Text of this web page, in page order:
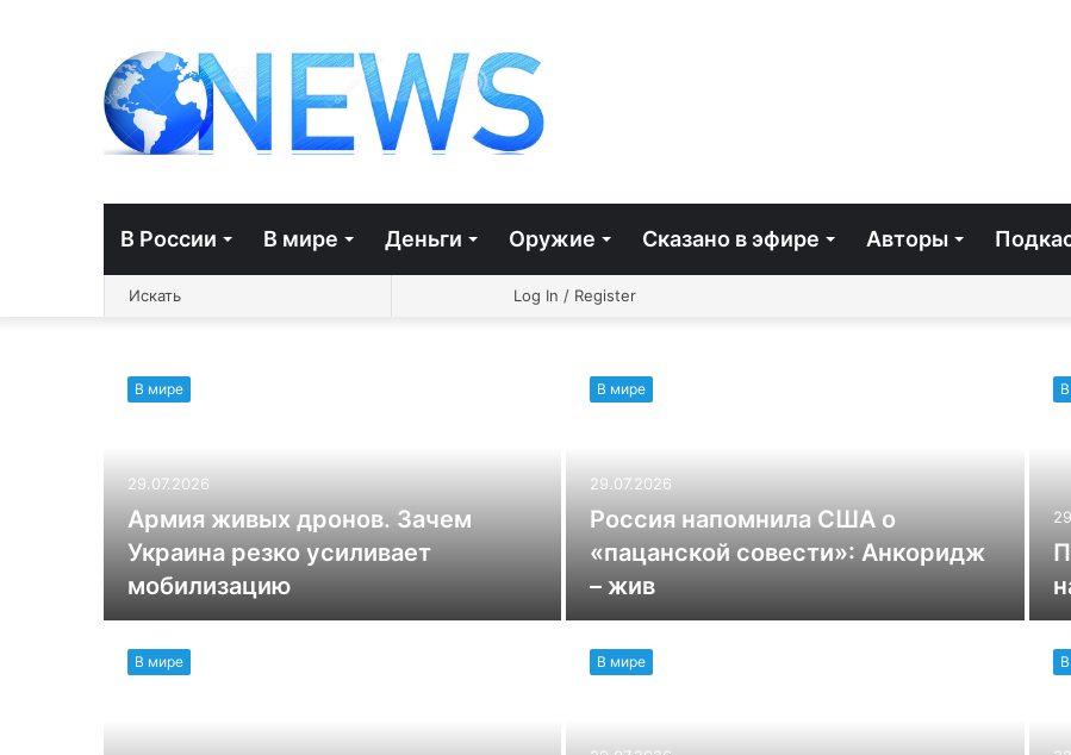
В России В мире Деньги Оружие Сказано в эфире Авторы
Случайная
Log In / Register
В мире
29.07.2026
Армия живых дронов. Зачем
Украина резко усиливает
мобилизацию
В мире
29.07.2026
Россия напомнила США о
«пацанской совести»: Анкоридж
– жив
В мире В мире